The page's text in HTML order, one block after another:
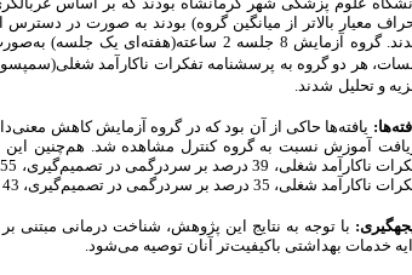
شدند. گروه آزمایش 8 جلسه 2
هر دو گروه به پرسشنامه تفکرات ناکارآمد شغلی(سمپسون
‌و تحلیل شدند.
یافته‌ها حاکی از آن بود که در گروه آزمایش کاهش
شغلی، 35 درصد بر سردرگمی در تصمیم‌گیری، 43 درصد بر اضطراب تعهد و 46 درصد بر تعارض بیرونی اثربخش بوده است.
با توجه به نتایج این پژوهش، شناخت درمانی
خدمات بهداشتی باکیفیت‌تر آنان توصیه می‌شود.